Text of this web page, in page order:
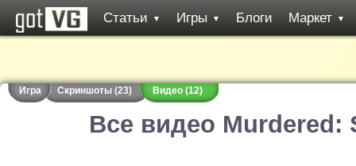
Статьи ▼ Игры ▼ Блоги Маркет ▼
Игра Скриншоты (23) Видео (12)
Все видео Murdered: